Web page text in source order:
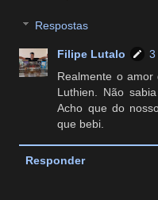
Respostas
Filipe Lutalo
3
Realmente o
Luthien. Não
Acho que do
que bebi.
Responder